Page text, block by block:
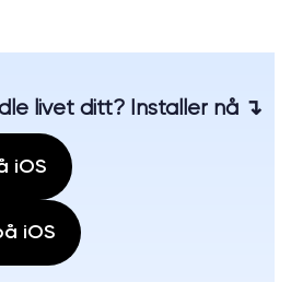
livet ditt? Installer nå ↴
iOS
iOS